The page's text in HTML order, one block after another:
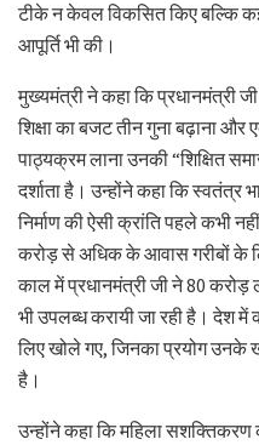
टीके न केवल विकसित किए बल्कि
आपूर्ति भी की।
मुख्यमंत्री ने कहा कि प्रधानमंत्री
शिक्षा का बजट तीन गुना बढ़ाना और
पाठ्यक्रम लाना उनकी “शिक्षित
दर्शाता है। उन्होंने कहा कि स्वतंत्र
निर्माण की ऐसी क्रांति पहले कभी
करोड़ से अधिक के आवास गरीबों के
काल में प्रधानमंत्री जी ने 80 करोड़
भी उपलब्ध करायी जा रही है। देश
लिए खोले गए, जिनका प्रयोग उनके
है।
उन्होंने कहा कि महिला सशक्तिकरण